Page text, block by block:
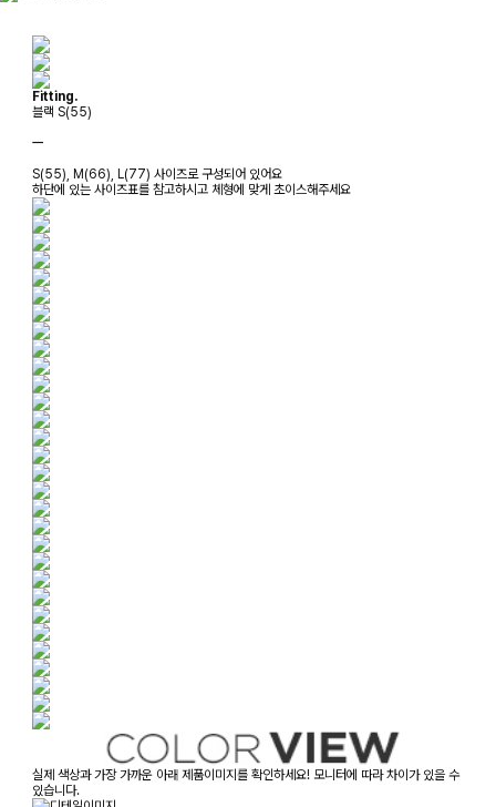
Fitting.
블랙 S(55)
ㅡ
S(55), M(66), L(77) 사이즈로 구성되어 있어요
하단에 있는 사이즈표를 참고하시고 체형에 맞게 초이스해주세요
실제 색상과 가장 가까운 아래 제품이미지를 확인하세요! 모니터에 따라 차이가 있을 수
있습니다.